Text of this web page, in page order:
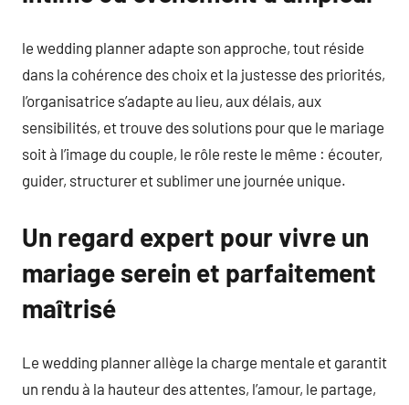
le wedding planner adapte son approche, tout réside
dans la cohérence des choix et la justesse des priorités,
l’organisatrice s’adapte au lieu, aux délais, aux
sensibilités, et trouve des solutions pour que le mariage
soit à l’image du couple, le rôle reste le même : écouter,
guider, structurer et sublimer une journée unique.
Un regard expert pour vivre un
mariage serein et parfaitement
maîtrisé
Le wedding planner allège la charge mentale et garantit
un rendu à la hauteur des attentes, l’amour, le partage,